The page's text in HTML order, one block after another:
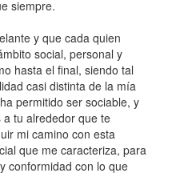
siempre.
y que cada quien
social, personal y
hasta el final, siendo tal
casi distinta de la mía
permitido ser sociable, y
tu alrededor que te
mi camino con esta
que me caracteriza, para
conformidad con lo que